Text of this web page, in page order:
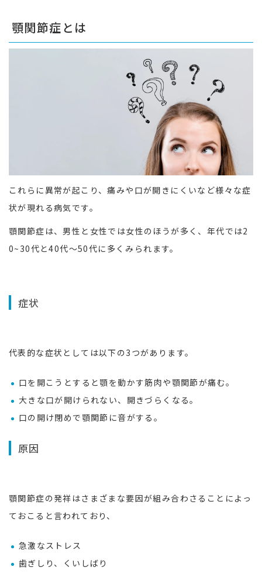
顎関節症とは
これらに異常が起こり、痛みや口が開きにくいなど様々な症
状が現れる病気です。
顎関節症は、男性と女性では女性のほうが多く、年代では2
0~30代と40代～50代に多くみられます。
症状
代表的な症状としては以下の3つがあります。
口を開こうとすると顎を動かす筋肉や顎関節が痛む。
大きな口が開けられない、開きづらくなる。
口の開け閉めで顎関節に音がする。
原因
顎関節症の発祥はさまざまな要因が組み合わさることによっ
ておこると言われており、
急激なストレス
歯ぎしり、くいしばり